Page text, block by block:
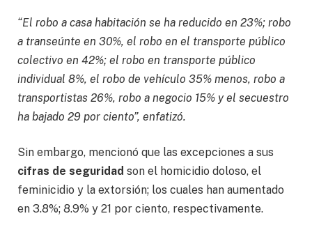
“El robo a casa habitación se ha reducido en 23%; robo
a transeúnte en 30%, el robo en el transporte público
colectivo en 42%; el robo en transporte público
individual 8%, el robo de vehículo 35% menos, robo a
transportistas 26%, robo a negocio 15% y el secuestro
ha bajado 29 por ciento”, enfatizó.
Sin embargo, mencionó que las excepciones a sus
cifras de seguridad son el homicidio doloso, el
feminicidio y la extorsión; los cuales han aumentado
en 3.8%; 8.9% y 21 por ciento, respectivamente.